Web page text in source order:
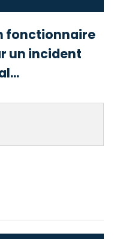
fonctionnaire
un incident